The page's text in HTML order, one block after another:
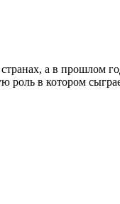
а в прошлом
в котором